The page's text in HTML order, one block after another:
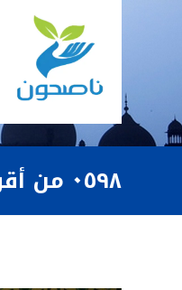
٠٥٩٨ من أقوال السلف في مجاهدة الهوى والتحذير منه